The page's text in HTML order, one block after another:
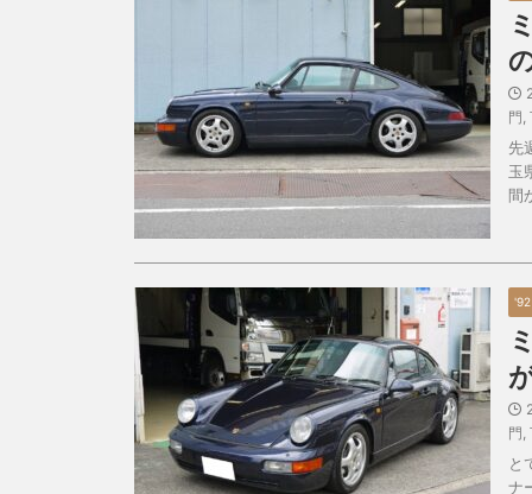
門
先
玉
間
門
と
ナ